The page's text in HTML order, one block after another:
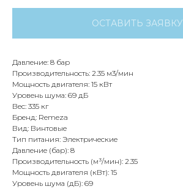
ОСТАВИТЬ ЗАЯВКУ
Давление: 8 бар
Производительность: 2.35 м3/мин
Мощность двигателя: 15 кВт
Уровень шума: 69 дБ
Вес: 335 кг
Бренд: Remeza
Вид: Винтовые
Тип питания: Электрические
Давление (бар): 8
Производительность (м³/мин): 2.35
Мощность двигателя (кВт): 15
Уровень шума (дБ): 69